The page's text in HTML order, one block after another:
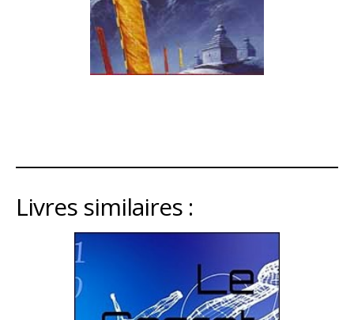
Livres similaires :